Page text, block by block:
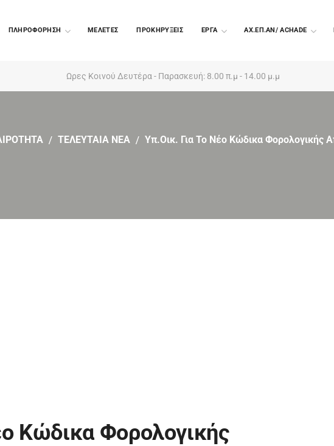
ΠΛΗΡΟΦΟΡΗΣΗ ΜΕΛΕΤΕΣ ΠΡΟΚΗΡΥΞΕΙΣ EΡΓΑ ΑΧ.ΕΠ.ΑΝ/ ACHADE
Ωρες Κοινού Δευτέρα - Παρασκευή: 8.00 π.μ - 14.00 μ.μ
ΤΕΛΕΥΤΑΙΑ ΝΕΑ Υπ.Οικ. Για Το Νέο Κώδικα Φορολογικής
Κώδικα Φορολογικής